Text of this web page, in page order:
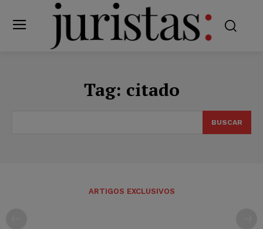
Tag: citado
BUSCAR
ARTIGOS EXCLUSIVOS